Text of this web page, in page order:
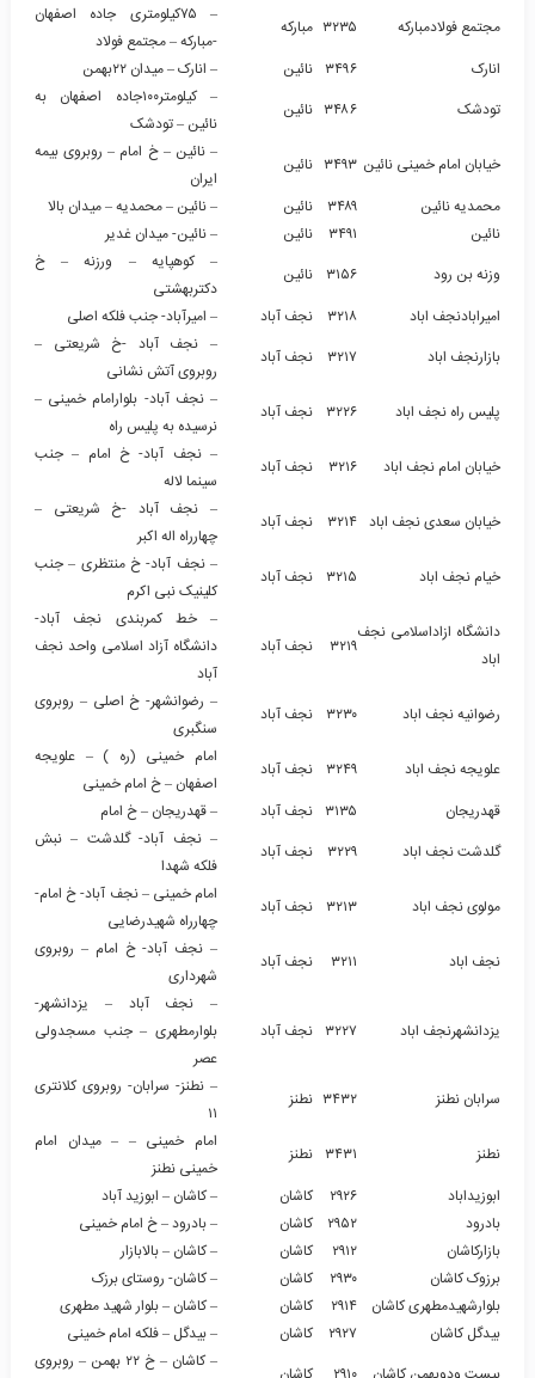
مجتمع فولادمبارکه
۳۲۳۵ مبارکه
– ۷۵کیلومتری جاده اصفهان
-مبارکه – مجتمع فولاد
انارک
۳۴۹۶ نائین
– انارک – میدان ۲۲بهمن
تودشک
۳۴۸۶ نائین
– کیلومتر۱۰۰جاده اصفهان به
نائین – تودشک
خیابان امام خمینی نائین ۳۴۹۳ نائین
– نائین – خ امام – روبروی بیمه
ایران
محمدیه نائین
۳۴۸۹ نائین
– نائین – محمدیه – میدان بالا
نائین
۳۴۹۱ نائین
– نائین- میدان غدیر
وزنه بن رود
۳۱۵۶ نائین
– کوهپایه – ورزنه – خ
دکتربهشتی
امیرابادنجف اباد
۳۲۱۸ نجف آباد
– امیرآباد- جنب فلکه اصلی
بازارنجف اباد
۳۲۱۷ نجف آباد
– نجف آباد -خ شریعتی –
روبروی آتش نشانی
پلیس راه نجف اباد
۳۲۲۶ نجف آباد
– نجف آباد- بلوارامام خمینی –
نرسیده به پلیس راه
خیابان امام نجف اباد
۳۲۱۶ نجف آباد
– نجف آباد- خ امام – جنب
سینما لاله
خیابان سعدی نجف اباد ۳۲۱۴ نجف آباد
– نجف آباد -خ شریعتی –
چهارراه اله اکبر
خیام نجف اباد
۳۲۱۵ نجف آباد
– نجف آباد- خ منتظری – جنب
کلینیک نبی اکرم
دانشگاه ازاداسلامی نجف
اباد
۳۲۱۹ نجف آباد
– خط کمربندی نجف آباد-
دانشگاه آزاد اسلامی واحد نجف
آباد
رضوانیه نجف اباد
۳۲۳۰ نجف آباد
– رضوانشهر- خ اصلی – روبروی
سنگبری
علویجه نجف اباد
۳۲۴۹ نجف آباد
امام خمینی (ره ) – علویجه
اصفهان – خ امام خمینی
قهدریجان
۳۱۳۵ نجف آباد
– قهدریجان – خ امام
گلدشت نجف اباد
۳۲۲۹ نجف آباد
– نجف آباد- گلدشت – نبش
فلکه شهدا
مولوی نجف اباد
۳۲۱۳ نجف آباد
امام خمینی – نجف آباد- خ امام-
چهارراه شهیدرضایی
نجف اباد
۳۲۱۱ نجف آباد
– نجف آباد- خ امام – روبروی
شهرداری
یزدانشهرنجف اباد ۳۲۲۷ نجف آباد
– نجف آباد – یزدانشهر-
بلوارمطهری – جنب مسجدولی
عصر
سرابان نطنز
۳۴۳۲ نطنز
– نطنز- سرابان- روبروی کلانتری
۱۱
نطنز
۳۴۳۱ نطنز
امام خمینی – – میدان امام
خمینی نطنز
ابوزیداباد
۲۹۲۶ کاشان
– کاشان – ابوزید آباد
بادرود
۲۹۵۲ کاشان
– بادرود – خ امام خمینی
بازارکاشان
۲۹۱۲ کاشان
– کاشان – بالابازار
برزوک کاشان
۲۹۳۰ کاشان
– کاشان- روستای برزک
بلوارشهیدمطهری کاشان
۲۹۱۴ کاشان
– کاشان – بلوار شهید مطهری
بیدگل کاشان
۲۹۲۷ کاشان
– بیدگل – فلکه امام خمینی
– کاشان – خ ۲۲ بهمن – روبروی